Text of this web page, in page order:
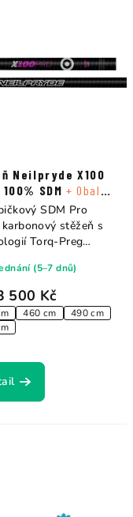
Neilpryde X100
SDM + Obal
500 Kč
460 cm
490 cm
(5–7 dnů)
SDM Pro
stěžeň s
Torq-Preg